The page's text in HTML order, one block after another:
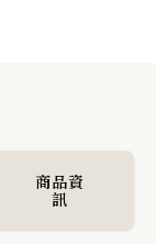
商品資
訊